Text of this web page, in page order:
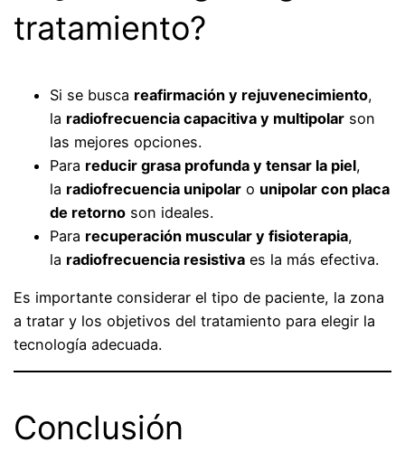
tratamiento?
Si se busca reafirmación y rejuvenecimiento,
la radiofrecuencia capacitiva y multipolar son
las mejores opciones.
Para reducir grasa profunda y tensar la piel,
la radiofrecuencia unipolar o unipolar con placa
de retorno son ideales.
Para recuperación muscular y fisioterapia,
la radiofrecuencia resistiva es la más efectiva.
Es importante considerar el tipo de paciente, la zona
a tratar y los objetivos del tratamiento para elegir la
tecnología adecuada.
Conclusión